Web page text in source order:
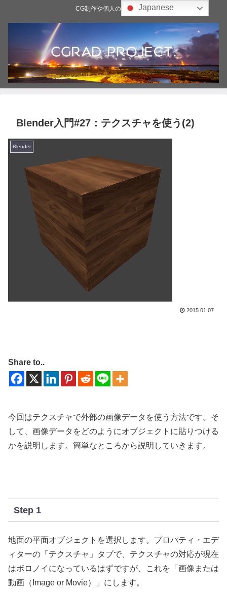
CG制作や個人の雑記ブログ
Blender入門#27：テクスチャを使う(2)
Blender
2015.01.07
Share to..
今回はテクスチャで外部の画像データを使う方法です。そ
して、画像データをどのようにオブジェクトに貼りつける
かを説明します。簡単なところから説明していきます。
Step 1
地面の平面オブジェクトを選択します。プロパティ・エデ
ィターの「テクスチャ」タブで、テクスチャの対応が現在
はボロノイになっているはずですが、これを「画像または
動画（Image or Movie）」にします。
Japanese